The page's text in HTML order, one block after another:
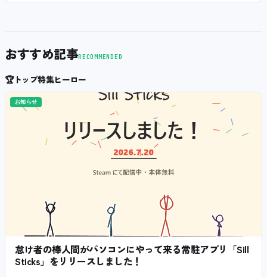
おすすめ記事RECOMMENDED
🏆トップ特集ヒーロー
お知らせ
怠け者の棒人間がパソコンにやって来る常駐アプリ「Sill
Sticks」をリリースしました！